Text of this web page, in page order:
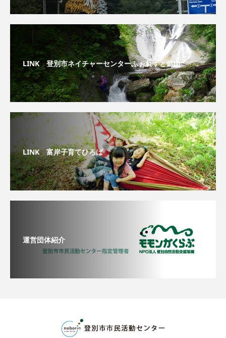
LINK 登別市ネイチャーセンターふぉれすと鉱山
LINK 富岸子育てひろば
運営団体紹介